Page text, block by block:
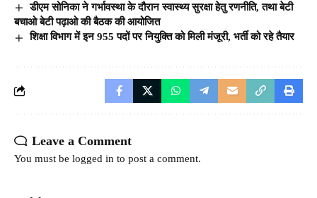
डीएम सोनिका ने गर्भावस्था के दौरान स्वास्थ्य सुरक्षा हेतु रणनीति, तथा बेटी
बचाओ बेटी पढ़ाओ की बैठक की आयोजित
शिक्षा विभाग में इन 955 पदों पर नियुक्ति को मिली मंजूरी, भर्ती को रहे तैयार
Leave a Comment
You must be logged in to post a comment.